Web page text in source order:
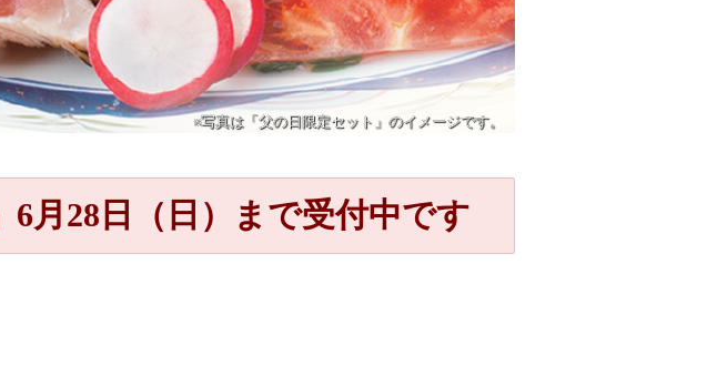
※写真は 「父の日限定セット」のイメージです。
6月28日（日）まで受付中です